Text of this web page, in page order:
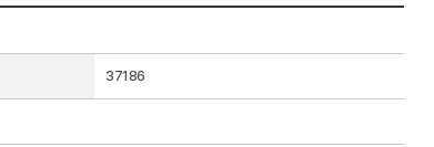
37186